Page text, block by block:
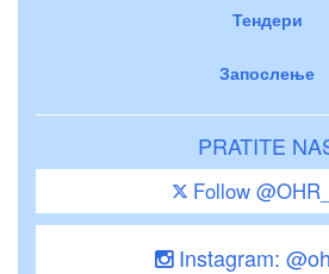
Тендери
Запослење
PRATITE
Follow
Instagram: